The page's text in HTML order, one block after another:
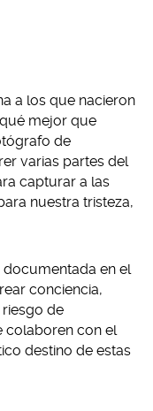
a los que nacieron
mejor que
de
varias partes del
capturar a las
nuestra tristeza,
documentada en el
conciencia,
de
colaboren con el
destino de estas